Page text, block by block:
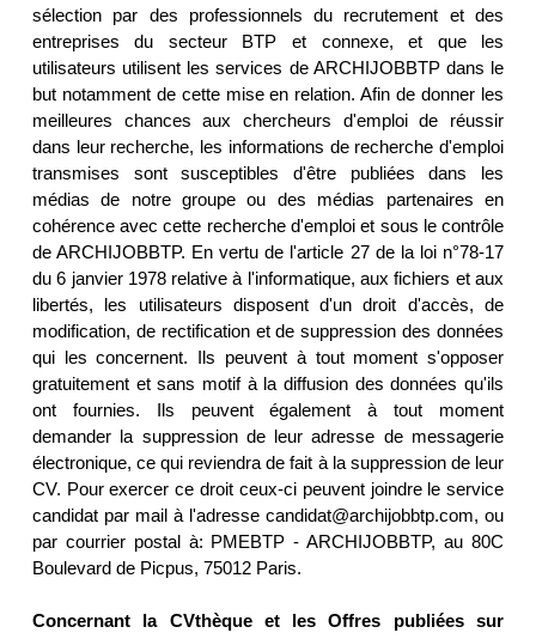
sélection par des professionnels du recrutement et des
entreprises du secteur BTP et connexe, et que les
utilisateurs utilisent les services de ARCHIJOBBTP dans le
but notamment de cette mise en relation. Afin de donner les
meilleures chances aux chercheurs d'emploi de réussir
dans leur recherche, les informations de recherche d'emploi
transmises sont susceptibles d'être publiées dans les
médias de notre groupe ou des médias partenaires en
cohérence avec cette recherche d'emploi et sous le contrôle
de ARCHIJOBBTP. En vertu de l'article 27 de la loi n°78-17
du 6 janvier 1978 relative à l'informatique, aux fichiers et aux
libertés, les utilisateurs disposent d'un droit d'accès, de
modification, de rectification et de suppression des données
qui les concernent. Ils peuvent à tout moment s'opposer
gratuitement et sans motif à la diffusion des données qu'ils
ont fournies. Ils peuvent également à tout moment
demander la suppression de leur adresse de messagerie
électronique, ce qui reviendra de fait à la suppression de leur
CV. Pour exercer ce droit ceux-ci peuvent joindre le service
candidat par mail à l'adresse candidat@archijobbtp.com, ou
par courrier postal à: PMEBTP - ARCHIJOBBTP, au 80C
Boulevard de Picpus, 75012 Paris.
Concernant la CVthèque et les Offres publiées sur